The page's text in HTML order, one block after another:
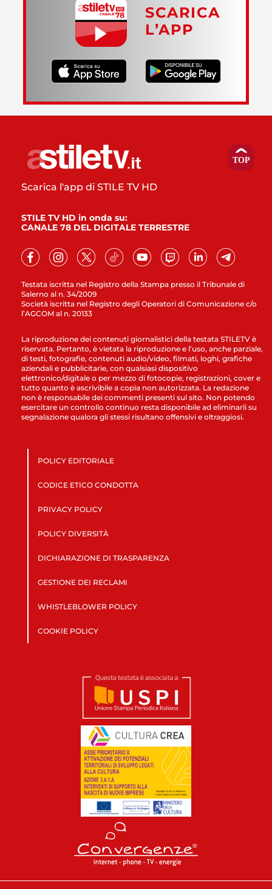
SCARICA
L’APP
Testata iscritta nel Registro della Stampa presso il Tribunale di
Salerno al n. 34/2009
Società iscritta nel Registro degli Operatori di Comunicazione c/o
l’AGCOM al n. 20133
Scarica l'app di STILE TV HD
STILE TV HD in onda su:
CANALE 78 DEL DIGITALE TERRESTRE
La riproduzione dei contenuti giornalistici della testata STILETV è
riservata. Pertanto, è vietata la riproduzione e l’uso, anche parziale,
di testi, fotografie, contenuti audio/video, filmati, loghi, grafiche
aziendali e pubblicitarie, con qualsiasi dispositivo
elettronico/digitale o per mezzo di fotocopie, registrazioni, cover e
tutto quanto è ascrivibile a copia non autorizzata. La redazione
non è responsabile dei commenti presenti sul sito. Non potendo
esercitare un controllo continuo resta disponibile ad eliminarli su
segnalazione qualora gli stessi risultano offensivi e oltraggiosi.
POLICY EDITORIALE
CODICE ETICO CONDOTTA
PRIVACY POLICY
POLICY DIVERSITÀ
DICHIARAZIONE DI TRASPARENZA
GESTIONE DEI RECLAMI
WHISTLEBLOWER POLICY
COOKIE POLICY